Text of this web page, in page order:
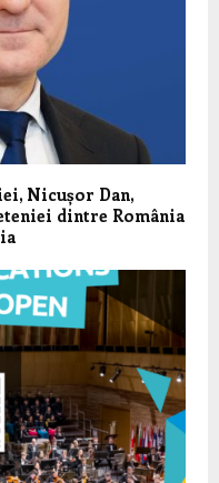
Nicușor Dan,
dintre România